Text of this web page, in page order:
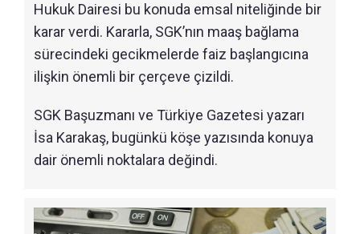
Hukuk Dairesi bu konuda emsal niteliğinde bir
karar verdi. Kararla, SGK’nın maaş bağlama
sürecindeki gecikmelerde faiz başlangıcına
ilişkin önemli bir çerçeve çizildi.
SGK Başuzmanı ve Türkiye Gazetesi yazarı
İsa Karakaş, bugünkü köşe yazısında konuya
dair önemli noktalara değindi.